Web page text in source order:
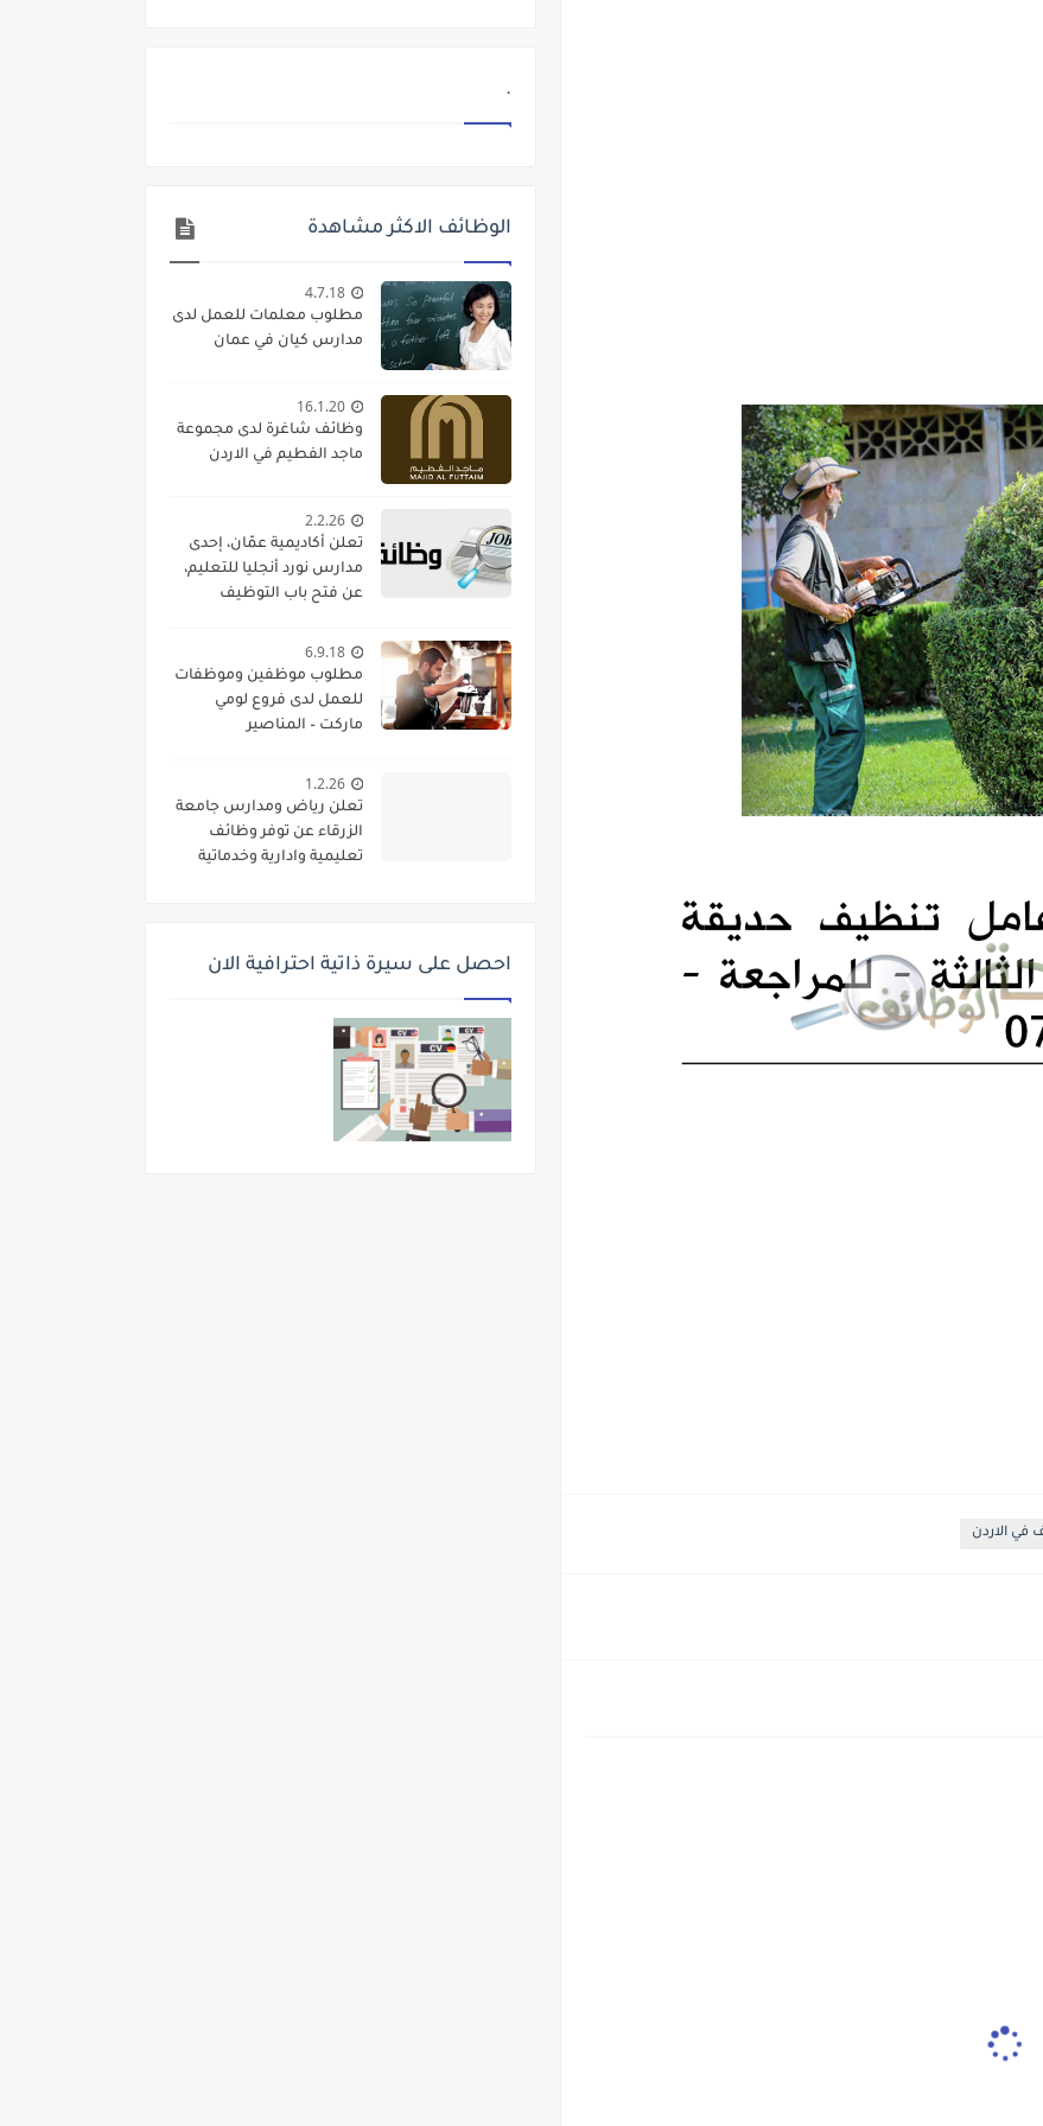
في الاردن
.
الوظائف الاكثر مشاهدة
4.7.18
مطلوب معلمات للعمل لدى
مدارس كيان في عمان
16.1.20
وظائف شاغرة لدى مجموعة
ماجد الفطيم في الاردن
2.2.26
تعلن أكاديمية عمّان، إحدى
مدارس نورد أنجليا للتعليم،
عن فتح باب التوظيف
متميزة للانضمام إلى فريقها
الأكاديمي
6.9.18
مطلوب موظفين وموظفات
للعمل لدى فروع لومي
ماركت – المناصير
1.2.26
تعلن رياض ومدارس جامعة
الزرقاء عن توفر وظائف
تعليمية وادارية وخدماتية
احصل على سيرة ذاتية احترافية الان